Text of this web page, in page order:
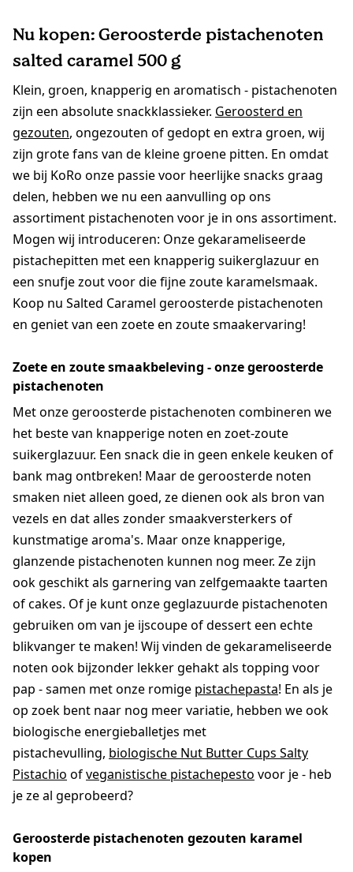
Nu kopen: Geroosterde pistachenoten
salted caramel 500 g
Klein, groen, knapperig en aromatisch - pistachenoten
zijn een absolute snackklassieker. Geroosterd en
gezouten, ongezouten of gedopt en extra groen, wij
zijn grote fans van de kleine groene pitten. En omdat
we bij KoRo onze passie voor heerlijke snacks graag
delen, hebben we nu een aanvulling op ons
assortiment pistachenoten voor je in ons assortiment.
Mogen wij introduceren: Onze gekarameliseerde
pistachepitten met een knapperig suikerglazuur en
een snufje zout voor die fijne zoute karamelsmaak.
Koop nu Salted Caramel geroosterde pistachenoten
en geniet van een zoete en zoute smaakervaring!
Zoete en zoute smaakbeleving - onze geroosterde
pistachenoten
Met onze geroosterde pistachenoten combineren we
het beste van knapperige noten en zoet-zoute
suikerglazuur. Een snack die in geen enkele keuken of
bank mag ontbreken! Maar de geroosterde noten
smaken niet alleen goed, ze dienen ook als bron van
vezels en dat alles zonder smaakversterkers of
kunstmatige aroma's. Maar onze knapperige,
glanzende pistachenoten kunnen nog meer. Ze zijn
ook geschikt als garnering van zelfgemaakte taarten
of cakes. Of je kunt onze geglazuurde pistachenoten
gebruiken om van je ijscoupe of dessert een echte
blikvanger te maken! Wij vinden de gekarameliseerde
noten ook bijzonder lekker gehakt als topping voor
pap - samen met onze romige pistachepasta! En als je
op zoek bent naar nog meer variatie, hebben we ook
biologische energieballetjes met
pistachevulling, biologische Nut Butter Cups Salty
Pistachio ofveganistische pistachepesto voor je - heb
je ze al geprobeerd?
Geroosterde pistachenoten gezouten karamel
kopen